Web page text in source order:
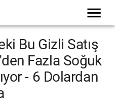
Bu Gizli Satış
Fazla Soğuk
- 6 Dolardan